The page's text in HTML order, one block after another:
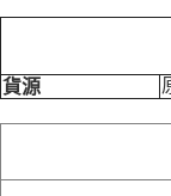
貨源